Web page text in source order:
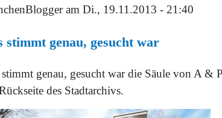
am Di., 19.11.2013 - 21:40
stimmt genau, gesucht war
stimmt genau, gesucht war die Säule von A &
des Stadtarchivs.